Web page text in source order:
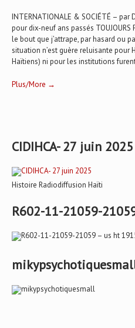
INTERNATIONALE & SOCIÉTÉ –
pour dix-neuf ans passés TOUJOURS
le bout que j’attrape, par hasard ou
situation n’est guère reluisante pour
Haïtiens) ni pour les institutions
Plus/More →
CIDIHCA- 27 juin 2025
Histoire Radiodiffusion Haïti
R602-11-21059-